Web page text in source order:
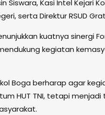
Siswara, Kasi Intel Kejari
serta Direktur RSUD
kuatnya sinergi
kegiatan
Boga berharap agar
HUT TNI, tetapi menjadi